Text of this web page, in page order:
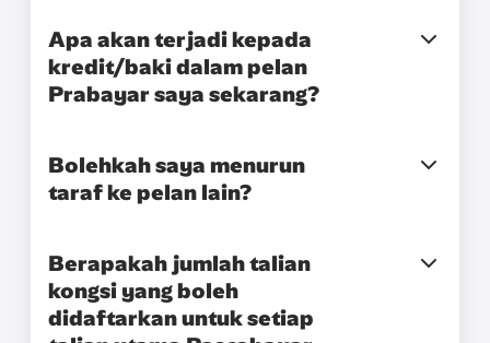
Apa akan terjadi kepada
kredit/baki dalam pelan
Prabayar saya sekarang?
Bolehkah saya menurun
taraf ke pelan lain?
Berapakah jumlah talian
kongsi yang boleh
didaftarkan untuk setiap